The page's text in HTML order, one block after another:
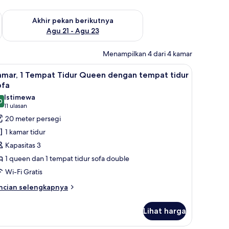
Agu 14 - Agu 16
Akhir pekan berikutnya
Agu 21 - Agu 23
Periksa ketersediaan untuk akhir pekan berikutnya Agu 21 -
Menampilkan 4 dari 4 kamar
tidur bayi gratis
cahaya, kedap suara, dan tempat tidur bayi gratis
Kamar, 1 Tempat Tidur Queen dengan
6
1 Tempat Tidur Queen dengan tempat tidur
dari 10
Istimewa
11 ulasan
(11
ulasan)
20 meter persegi
1 kamar tidur
Kapasitas 3
1 queen dan 1 tempat tidur sofa double
Wi-Fi Gratis
selengkapnya
Lihat harga